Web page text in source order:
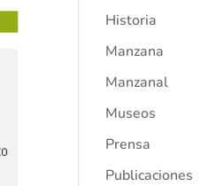
Historia
Manzana
Manzanal
Museos
Prensa
Publicaciones